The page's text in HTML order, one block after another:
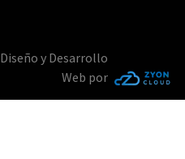
Diseño y Desarrollo
Web por